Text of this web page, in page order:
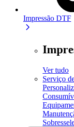
Impressão DTF
Ver tudo
Serviço